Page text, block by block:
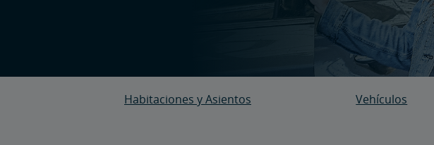
Habitaciones y Asientos Vehículos